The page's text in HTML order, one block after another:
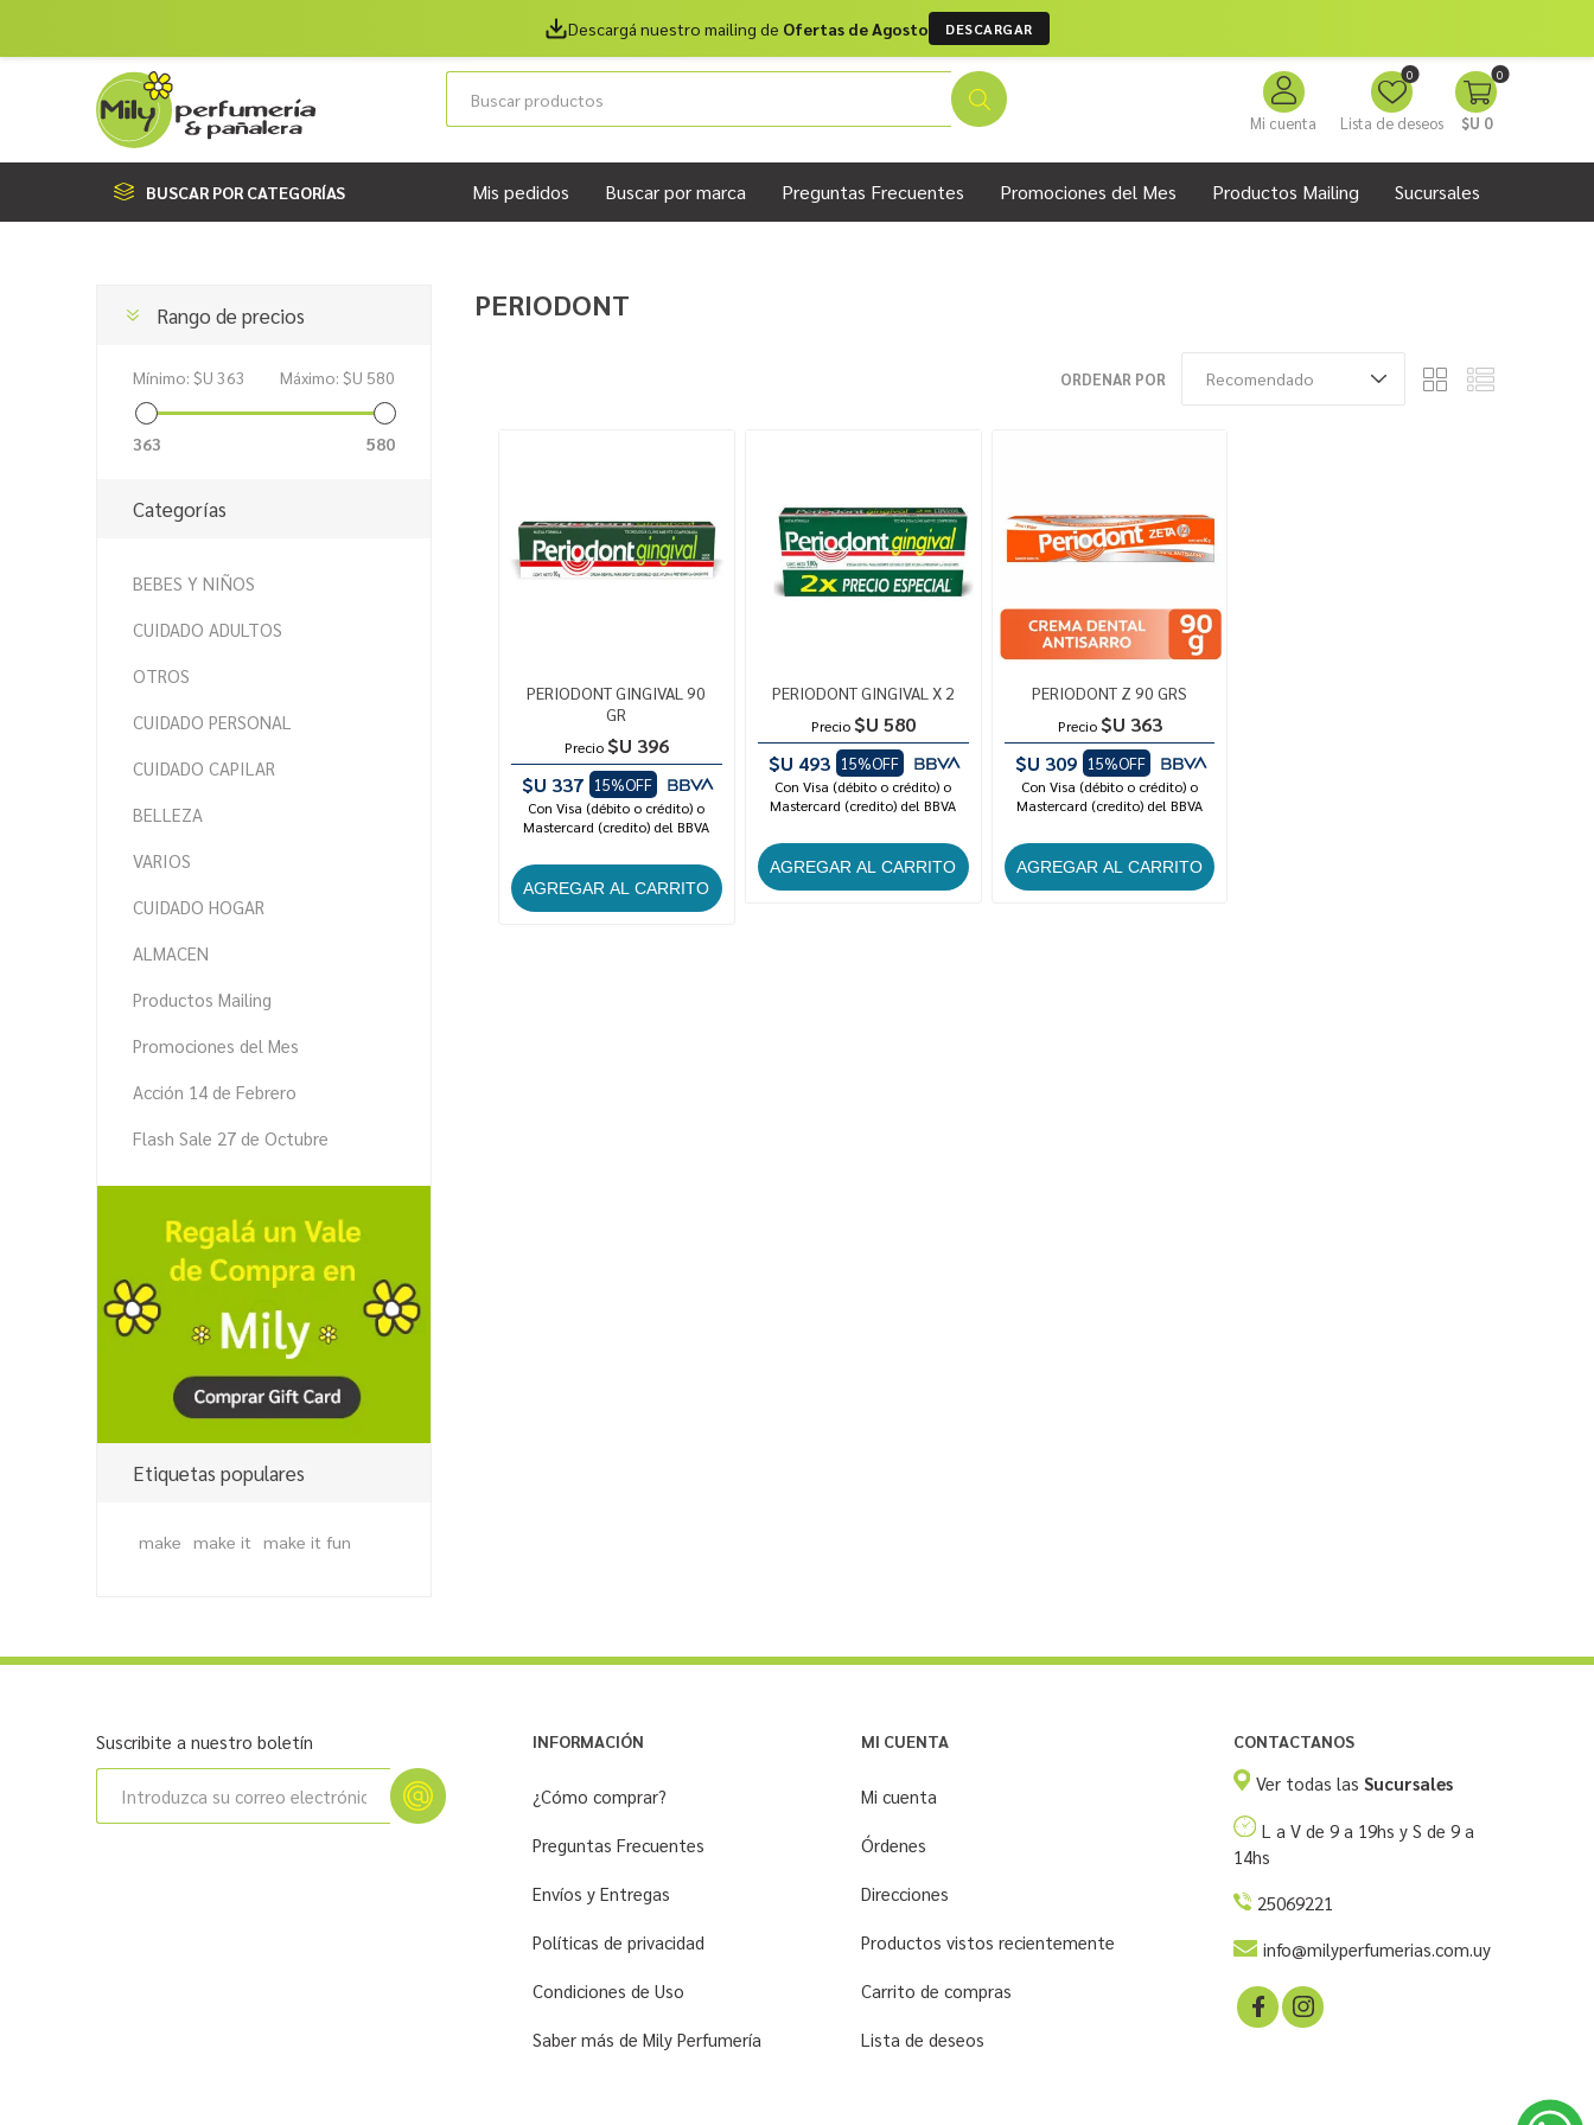
Descargá nuestro mailing de Ofertas de Agosto DESCARGAR
Mi cuenta Lista de deseos
0 0
$U 0
BUSCAR POR CATEGORÍAS Mis pedidos Buscar por marca Preguntas Frecuentes Promociones del Mes Productos Mailing Sucursales
PERIODONT
ORDENAR POR
PERIODONT GINGIVAL 90
GR
Precio $U 396
$U 337
15%OFF
Con Visa (débito o crédito) o
Mastercard (credito) del BBVA
PERIODONT GINGIVAL X 2
Precio $U 580
$U 493
15%OFF
Con Visa (débito o crédito) o
Mastercard (credito) del BBVA
PERIODONT Z 90 GRS
Precio $U 363
$U 309
15%OFF
Con Visa (débito o crédito) o
Mastercard (credito) del BBVA
Rango de precios
Mínimo: $U 363 Máximo: $U 580
363 580
Categorías
BEBES Y NIÑOS
CUIDADO ADULTOS
OTROS
CUIDADO PERSONAL
CUIDADO CAPILAR
BELLEZA
VARIOS
CUIDADO HOGAR
ALMACEN
Productos Mailing
Promociones del Mes
Acción 14 de Febrero
Flash Sale 27 de Octubre
Etiquetas populares
make make it make it fun
Suscribite a nuestro boletín INFORMACIÓN
¿Cómo comprar?
Preguntas Frecuentes
Envíos y Entregas
Políticas de privacidad
Condiciones de Uso
Saber más de Mily Perfumería
MI CUENTA
Mi cuenta
Órdenes
Direcciones
Productos vistos recientemente
Carrito de compras
Lista de deseos
CONTACTANOS
Ver todas las Sucursales
L a V de 9 a 19hs y S de 9 a
14hs
25069221
info@milyperfumerias.com.uy